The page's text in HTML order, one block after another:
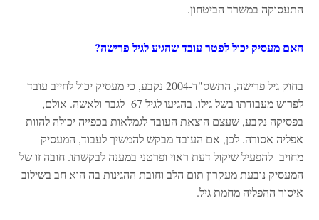
התעסוקה במשרד הביטחון.
האם מעסיק יכול לפטר עובד שהגיע לגיל פרישה?
בחוק גיל פרישה, התשס"ד-2004 נקבע, כי מעסיק יכול לחייב עובד
לפרוש מעבודתו בשל גילו, בהגיעו לגיל 67 לגבר ולאשה. אולם,
בפסיקה נקבע, שעצם הוצאת העובד לגמלאות בכפייה יכולה להוות
אפליה אסורה. לכן, אם העובד מבקש להמשיך לעבוד, המעסיק
מחויב להפעיל שיקול דעת ראוי ופרטני במענה לבקשתו. חובה זו של
המעסיק נובעת מעקרון תום הלב וחובת ההגינות בה הוא חב בשילוב
איסור ההפליה מחמת גיל.